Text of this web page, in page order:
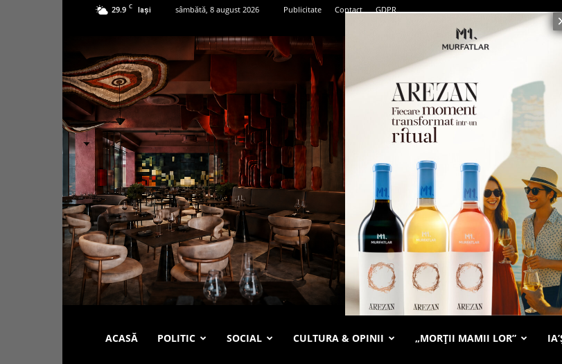
29.9 C Iași sâmbătă, 8 august 2026 Publicitate Contact GDPR
ACASĂ POLITIC SOCIAL CULTURA & OPINII „MORȚII MAMII LOR”